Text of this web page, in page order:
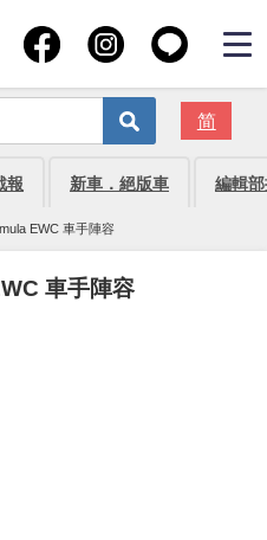
简
報 新車．絕版車 編輯
EWC 車手陣容
車手陣容